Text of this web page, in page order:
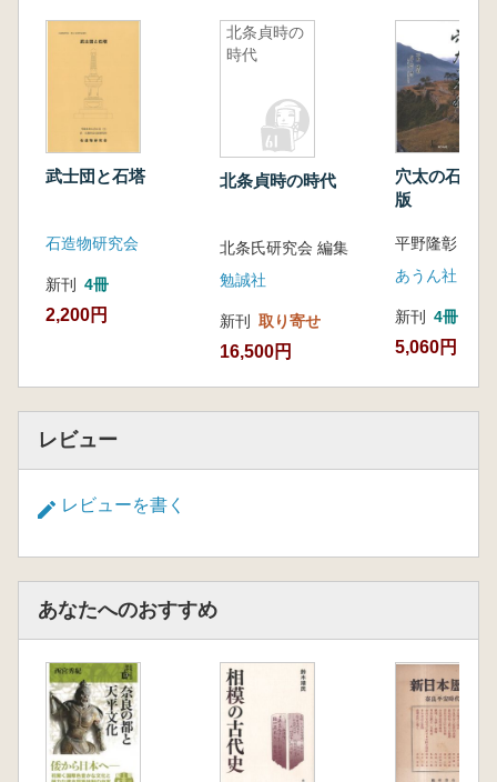
第一節 坂非人の誕生
第二節 河原者の誕生
第三節 非人身分の穢観念
第二部 葬送と天皇・上皇、女性、幼児
第一章 古代中世の葬送と天皇・上皇―君
臣関係の視点から―
第一節 古代中世の貴族社会における
第二節 中世前期までの天皇・上皇の
第三節 中世後期における天皇・上皇
の葬送と室町将軍
第二章 古代中世の葬送と女性
第三章 古代中世の幼児と葬送―「七つ前
送実態
武士団と石塔
石造物研究会
新刊 4冊
2,200円
北条貞時の
時代
北条貞時の時代
北条氏研究会 編集
勉誠社
新刊 取り寄せ
16,500円
穴太の石積
版
平野隆彰 著
あうん社
新刊 4冊
5,060円
レビュー
レビューを書く
あなたへのおすすめ